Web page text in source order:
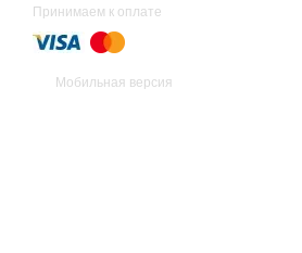
Принимаем к оплате
Мобильная версия